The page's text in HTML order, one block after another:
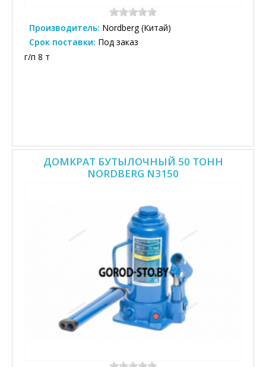
Производитель: Nordberg (Китай)
Срок поставки: Под заказ
г/п 8 т
ДОМКРАТ БУТЫЛОЧНЫЙ 50 ТОНН
NORDBERG N3150